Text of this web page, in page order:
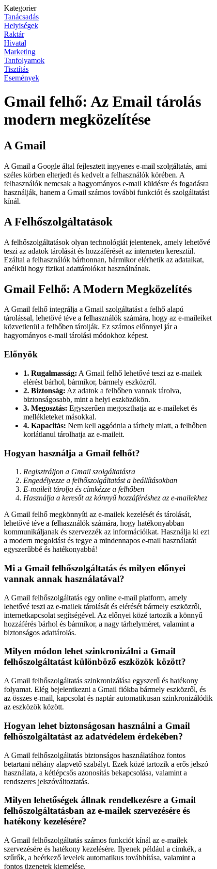
Kategorier
Tanácsadás
Helyiségek
Raktár
Hivatal
Marketing
Tanfolyamok
Tisztítás
Események
Gmail felhő: Az Email tárolás
modern megközelítése
A Gmail
A Gmail a Google által fejlesztett ingyenes e-mail szolgáltatás, ami
széles körben elterjedt és kedvelt a felhasználók körében. A
felhasználók nemcsak a hagyományos e-mail küldésre és fogadásra
használják, hanem a Gmail számos további funkciót és szolgáltatást
kínál.
A Felhőszolgáltatások
A felhőszolgáltatások olyan technológiát jelentenek, amely lehetővé
teszi az adatok tárolását és hozzáférését az interneten keresztül.
Ezáltal a felhasználók bárhonnan, bármikor elérhetik az adataikat,
anélkül hogy fizikai adattárolókat használnának.
Gmail Felhő: A Modern Megközelítés
A Gmail felhő integrálja a Gmail szolgáltatást a felhő alapú
tárolással, lehetővé téve a felhasználók számára, hogy az e-maileiket
közvetlenül a felhőben tárolják. Ez számos előnnyel jár a
hagyományos e-mail tárolási módokhoz képest.
Előnyök
1. Rugalmasság: A Gmail felhő lehetővé teszi az e-mailek
elérést bárhol, bármikor, bármely eszközről.
2. Biztonság: Az adatok a felhőben vannak tárolva,
biztonságosabb, mint a helyi eszközökön.
3. Megosztás: Egyszerűen megoszthatja az e-maileket és
mellékleteket másokkal.
4. Kapacitás: Nem kell aggódnia a tárhely miatt, a felhőben
korlátlanul tárolhatja az e-maileit.
Hogyan használja a Gmail felhőt?
Regisztráljon a Gmail szolgáltatásra
Engedélyezze a felhőszolgáltatást a beállításokban
E-maileit tárolja és címkézze a felhőben
Használja a keresőt az könnyű hozzáféréshez az e-mailekhez
A Gmail felhő megkönnyíti az e-mailek kezelését és tárolását,
lehetővé téve a felhasználók számára, hogy hatékonyabban
kommunikáljanak és szervezzék az információikat. Használja ki ezt
a modern megoldást és tegye a mindennapos e-mail használatát
egyszerűbbé és hatékonyabbá!
Mi a Gmail felhőszolgáltatás és milyen előnyei
vannak annak használatával?
A Gmail felhőszolgáltatás egy online e-mail platform, amely
lehetővé teszi az e-mailek tárolását és elérését bármely eszközről,
internetkapcsolat segítségével. Az előnyei közé tartozik a könnyű
hozzáférés bárhol és bármikor, a nagy tárhelyméret, valamint a
biztonságos adattárolás.
Milyen módon lehet szinkronizálni a Gmail
felhőszolgáltatást különböző eszközök között?
A Gmail felhőszolgáltatás szinkronizálása egyszerű és hatékony
folyamat. Elég bejelentkezni a Gmail fiókba bármely eszközről, és
az összes e-mail, kapcsolat és naptár automatikusan szinkronizálódik
az eszközök között.
Hogyan lehet biztonságosan használni a Gmail
felhőszolgáltatást az adatvédelem érdekében?
A Gmail felhőszolgáltatás biztonságos használatához fontos
betartani néhány alapvető szabályt. Ezek közé tartozik a erős jelszó
használata, a kétlépcsős azonosítás bekapcsolása, valamint a
rendszeres jelszóváltoztatás.
Milyen lehetőségek állnak rendelkezésre a Gmail
felhőszolgáltatásban az e-mailek szervezésére és
hatékony kezelésére?
A Gmail felhőszolgáltatás számos funkciót kínál az e-mailek
szervezésére és hatékony kezelésére. Ilyenek például a címkék, a
szűrők, a beérkező levelek automatikus továbbítása, valamint a
fontos üzenetek kiemelése.